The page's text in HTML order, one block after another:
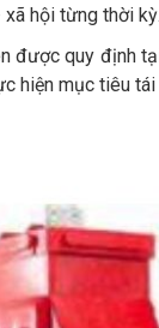
hội từng thời kỳ.
được quy định
hiện mục tiêu